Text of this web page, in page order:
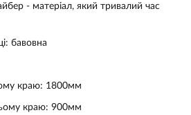
- матеріал, який тривалий час
бавовна
краю: 1800мм
краю: 900мм